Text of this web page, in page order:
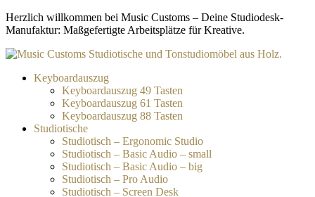
Zum
Inhalt
Herzlich willkommen bei Music Customs – Deine Studiodesk-
Manufaktur: Maßgefertigte Arbeitsplätze für Kreative.
Keyboardauszug
Keyboardauszug 49 Tasten
Keyboardauszug 61 Tasten
Keyboardauszug 88 Tasten
Studiotische
Studiotisch – Ergonomic Studio
Studiotisch – Basic Audio – small
Studiotisch – Basic Audio – big
Studiotisch – Pro Audio
Studiotisch – Screen Desk